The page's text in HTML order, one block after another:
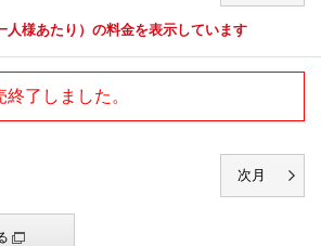
人様あたり）の料金を表示しています
了しました。